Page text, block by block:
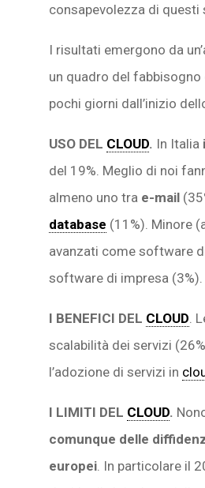
consapevolezza di questi
I risultati emergono da
un quadro del fabbisogno
pochi giorni dall’inizio
USO DEL CLOUD. In Italia
del 19%. Meglio di noi
almeno uno tra e-mail
database (11%). Minore
avanzati come software
software di impresa (3%).
I BENEFICI DEL CLOUD.
scalabilità dei servizi
l’adozione di servizi in
I LIMITI DEL CLOUD.
comunque delle
europei. In particolare il